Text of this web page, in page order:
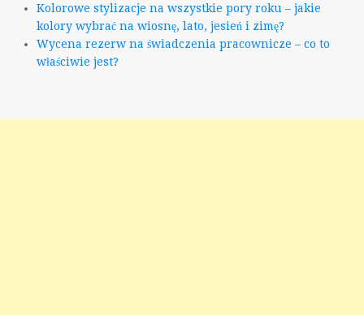
Kolorowe stylizacje na wszystkie pory roku – jakie
kolory wybrać na wiosnę, lato, jesień i zimę?
Wycena rezerw na świadczenia pracownicze – co to
właściwie jest?